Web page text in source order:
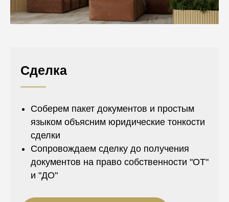
Сделка
Соберем пакет документов и простым
языком объясним юридические тонкости
сделки
Сопровождаем сделку до получения
документов на право собственности "ОТ"
и "ДО"